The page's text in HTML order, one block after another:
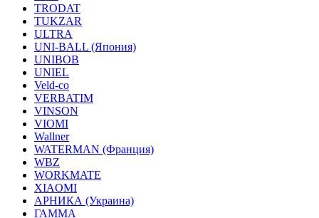
TRODAT
TUKZAR
ULTRA
UNI-BALL (Япония)
UNIBOB
UNIEL
Veld-co
VERBATIM
VINSON
VIOMI
Wallner
WATERMAN (Франция)
WBZ
WORKMATE
XIAOMI
АРНИКА (Украина)
ГАММА